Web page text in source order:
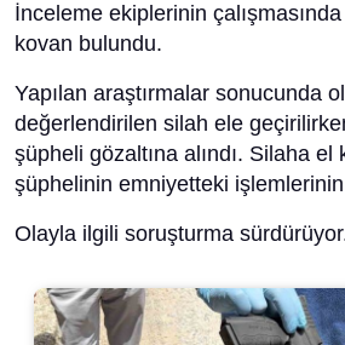
İnceleme ekiplerinin
kovan bulundu.
Yapılan araştırmalar sonucunda
değerlendirilen silah ele
şüpheli gözaltına alındı. Silaha el
şüphelinin emniyetteki
Olayla ilgili soruşturma